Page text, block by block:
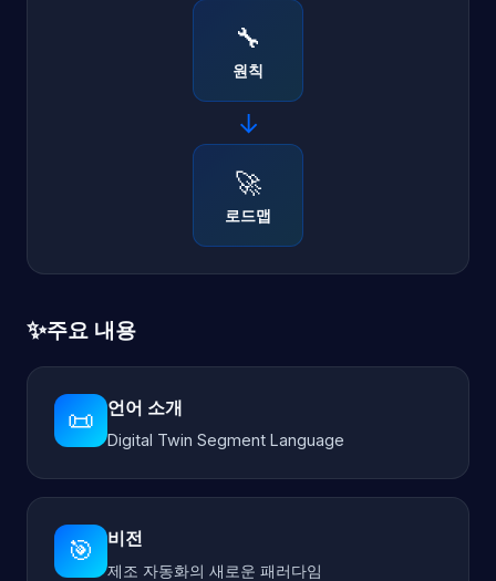
🔧
원칙
→
🚀
로드맵
✨주요 내용
📜 언어 소개
Digital Twin Segment Language
🎯 비전
제조 자동화의 새로운 패러다임